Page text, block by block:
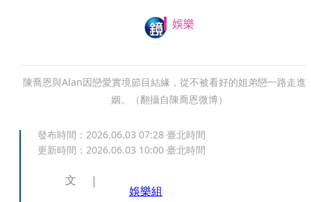
娛樂
陳喬恩與Alan因戀愛實境節目結緣，從不被看好的姐弟戀一路走進
姻。（翻攝自陳喬恩微博）
發布時間： 2026.06.03 07:28 臺北時間
更新時間： 2026.06.03 10:00 臺北時間
文
娛樂組